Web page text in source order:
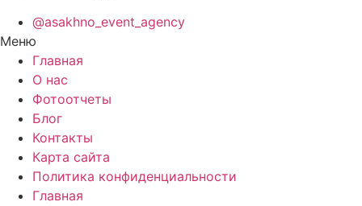
@asakhno_event_agency
Меню
Главная
О нас
Фотоотчеты
Блог
Контакты
Карта сайта
Политика конфиденциальности
Главная